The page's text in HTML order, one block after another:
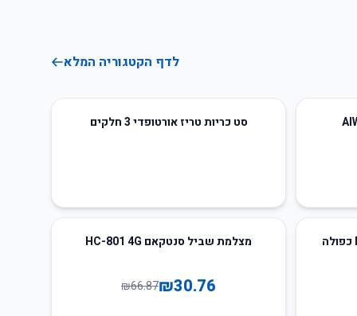
לדף הקטגוריה המלא
סט כריות טריז אורטופדי 3 חלקים
מצלמת שביל סנטקאם HC-801 4G
₪30.76
₪66.87